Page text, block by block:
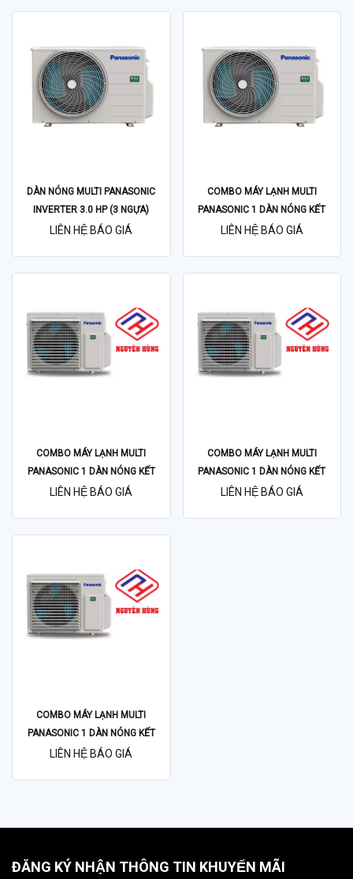
DÀN NÓNG MULTI PANASONIC
INVERTER 3.0 HP (3 NGỰA)
CU-3U27YBZ
LIÊN HỆ BÁO GIÁ
COMBO MÁY LẠNH MULTI
PANASONIC 1 DÀN NÓNG KẾT
NỐI 2 DÀN LẠNH (2HP)
LIÊN HỆ BÁO GIÁ
COMBO MÁY LẠNH MULTI
PANASONIC 1 DÀN NÓNG KẾT
NỐI 3 DÀN LẠNH
LIÊN HỆ BÁO GIÁ
COMBO MÁY LẠNH MULTI
PANASONIC 1 DÀN NÓNG KẾT
NỐI 3 DÀN LẠNH
LIÊN HỆ BÁO GIÁ
COMBO MÁY LẠNH MULTI
PANASONIC 1 DÀN NÓNG KẾT
NỐI 3 DÀN LẠNH
LIÊN HỆ BÁO GIÁ
ĐĂNG KÝ NHẬN THÔNG TIN KHUYẾN MÃI